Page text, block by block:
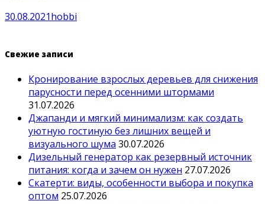
30.08.2021hobbi
Свежие записи
Кронирование взрослых деревьев для снижения
парусности перед осенними штормами
31.07.2026
Джапанди и мягкий минимализм: как создать
уютную гостиную без лишних вещей и
визуального шума 30.07.2026
Дизельный генератор как резервный источник
питания: когда и зачем он нужен 27.07.2026
Скатерти: виды, особенности выбора и покупка
оптом 25.07.2026